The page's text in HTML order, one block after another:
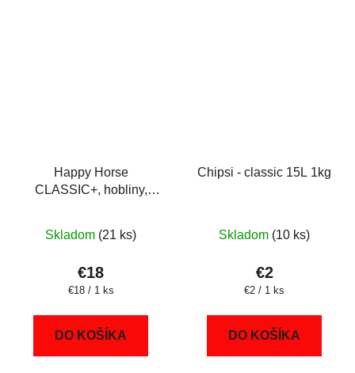
Happy Horse
CLASSIC+, hobliny,
Skladom (21 ks)
€18
Jednotková
€18 / 1 ks
DO KOŠÍKA
Chipsi - classic 15L 1kg
Skladom (10 ks)
€2
Jednotková
€2 / 1 ks
DO KOŠÍKA